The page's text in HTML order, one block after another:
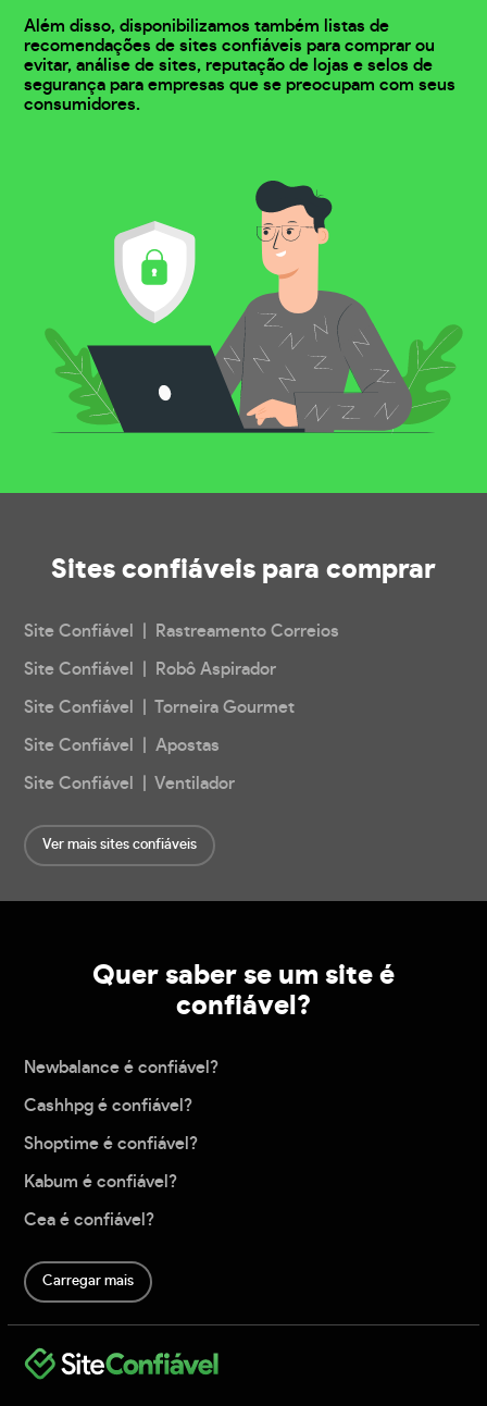
Além disso, disponibilizamos também listas de
recomendações de sites confiáveis para comprar ou
evitar, análise de sites, reputação de lojas e selos de
segurança para empresas que se preocupam com seus
consumidores.
Sites confiáveis para comprar
Site Confiável | Rastreamento Correios
Site Confiável | Robô Aspirador
Site Confiável | Torneira Gourmet
Site Confiável | Apostas
Site Confiável | Ventilador
Ver mais sites confiáveis
Quer saber se um site é
confiável?
Newbalance é confiável?
Cashhpg é confiável?
Shoptime é confiável?
Kabum é confiável?
Cea é confiável?
Carregar mais